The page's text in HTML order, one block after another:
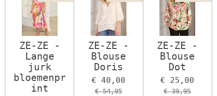
ZE-ZE -
Lange
jurk
bloemenpr
int
ZE-ZE -
Blouse
Doris
€ 40,00
€ 54,95
ZE-ZE -
Blouse
Dot
€ 25,00
€ 39,95